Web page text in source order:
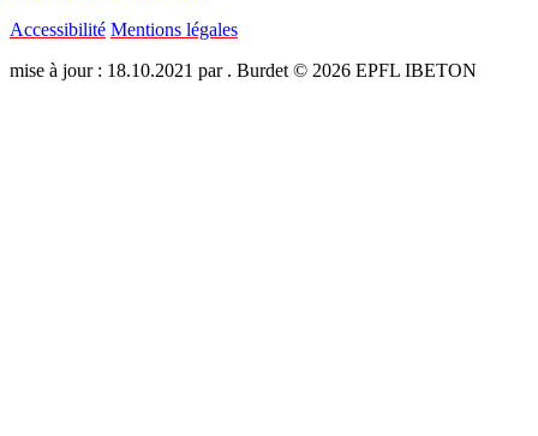
Accessibilité Mentions légales
mise à jour : 18.10.2021 par . Burdet © 2026 EPFL IBETON